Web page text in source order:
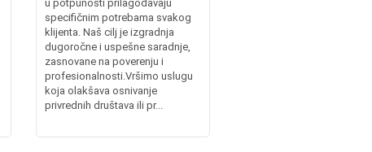
u potpunosti prilagođavaju
specifičnim potrebama svakog
klijenta. Naš cilj je izgradnja
dugoročne i uspešne saradnje,
zasnovane na poverenju i
profesionalnosti.Vršimo uslugu
koja olakšava osnivanje
privrednih društava ili pr...